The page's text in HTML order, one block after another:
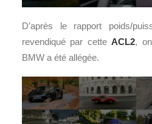
D’après le rapport poids/
revendiqué par cetteACL2,
BMW a été allégée.